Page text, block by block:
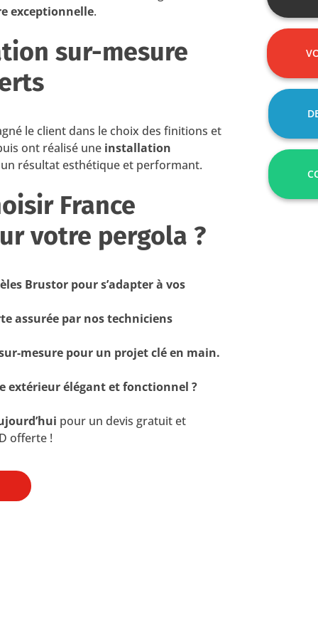
exceptionnelle.
sur-mesure
le client dans le choix des finitions et
ont réalisé une installation
résultat esthétique et performant.
France
votre pergola ?
Brustor pour s’adapter à vos
assurée par nos techniciens
mesure pour un projet clé en main.
extérieur élégant et fonctionnel ?
pour un devis gratuit et
offerte !